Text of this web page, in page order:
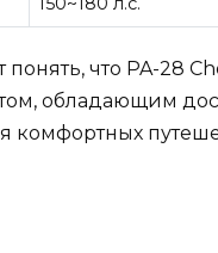
что PA-28
обладающим
комфортных